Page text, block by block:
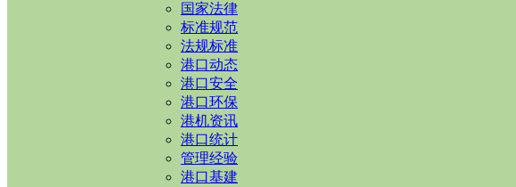
国家法律
标准规范
法规标准
港口动态
港口安全
港口环保
港机资讯
港口统计
管理经验
港口基建